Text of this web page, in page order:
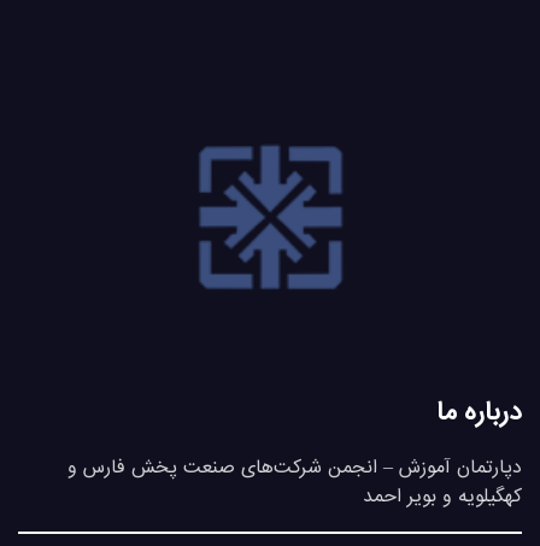
درباره ما
دپارتمان آموزش – انجمن شرکت‌های صنعت پخش فارس و
کهگیلویه و بویر احمد